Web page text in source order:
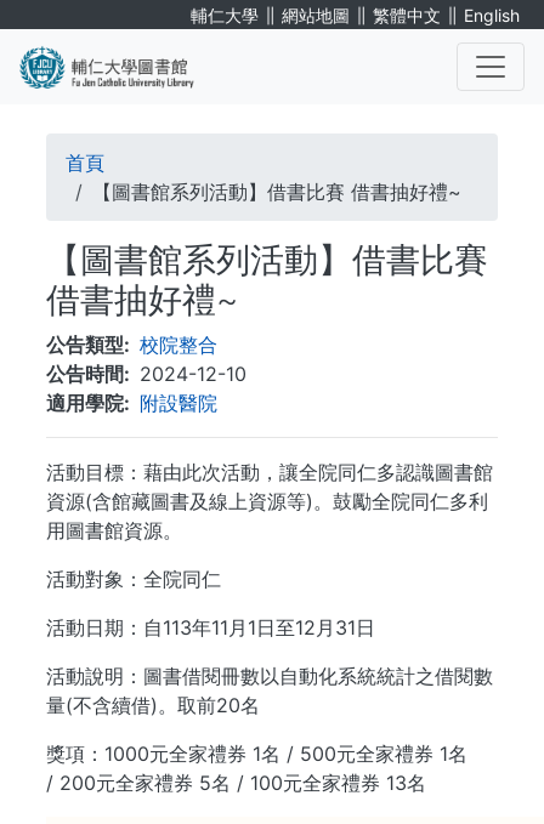
輔仁大學 ∥ 網站地圖 ∥ 繁體中文 ∥ English
導
航
連
結
首頁
【圖書館系列活動】借書比賽 借書抽好禮~
【圖書館系列活動】借書比賽
借書抽好禮~
公告類型
校院整合
公告時間
2024-12-10
適用學院
附設醫院
活動目標：藉由此次活動，讓全院同仁多認識圖書館
資源(含館藏圖書及線上資源等)。鼓勵全院同仁多利
用圖書館資源。
活動對象：全院同仁
活動日期：自113年11月1日至12月31日
活動說明：圖書借閱冊數以自動化系統統計之借閱數
量(不含續借)。取前20名
獎項：1000元全家禮券 1名 / 500元全家禮券 1名
/ 200元全家禮券 5名 / 100元全家禮券 13名